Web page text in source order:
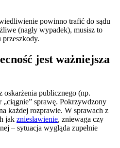
powinno trafić do sądu
(nagły wypadek), musisz to
przeszkody.
jest ważniejsza
oskarżenia publicznego (np.
sprawę. Pokrzywdzony
każdej rozprawie. W sprawach z
jak zniesławienie, zniewaga czy
– sytuacja wygląda zupełnie